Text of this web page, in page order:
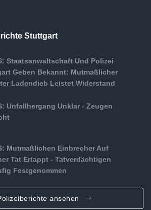
Stuttgart
Staatsanwaltschaft Und Polizei
Geben Bekannt: Mutmaßlicher
Ladendieb Leistet Widerstand
Unfallhergang Unklar - Zeugen
Mutmaßlichen Einbrecher Auf
Tat Ertappt - Tatverdächtigen
Festgenommen
ansehen